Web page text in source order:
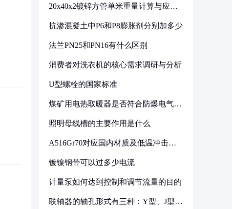
20x40x2镀锌方管单米重量计算与应用
抗渗混凝土中P6和P8膨胀剂分别加多少
法兰PN25和PN16有什么区别
消费者对洗衣机的核心需求调研与分析
U型螺栓的国家标准
煤矿用电热取暖器是否符合防爆电气设
照明母线槽的主要作用是什么
A516Gr70对应国内材质及低温冲击要
镀镍钢带可以过多少电流
计量泵如何达到控制和调节流量的目的
联轴器的轴孔形式有三种：Y型、J型、